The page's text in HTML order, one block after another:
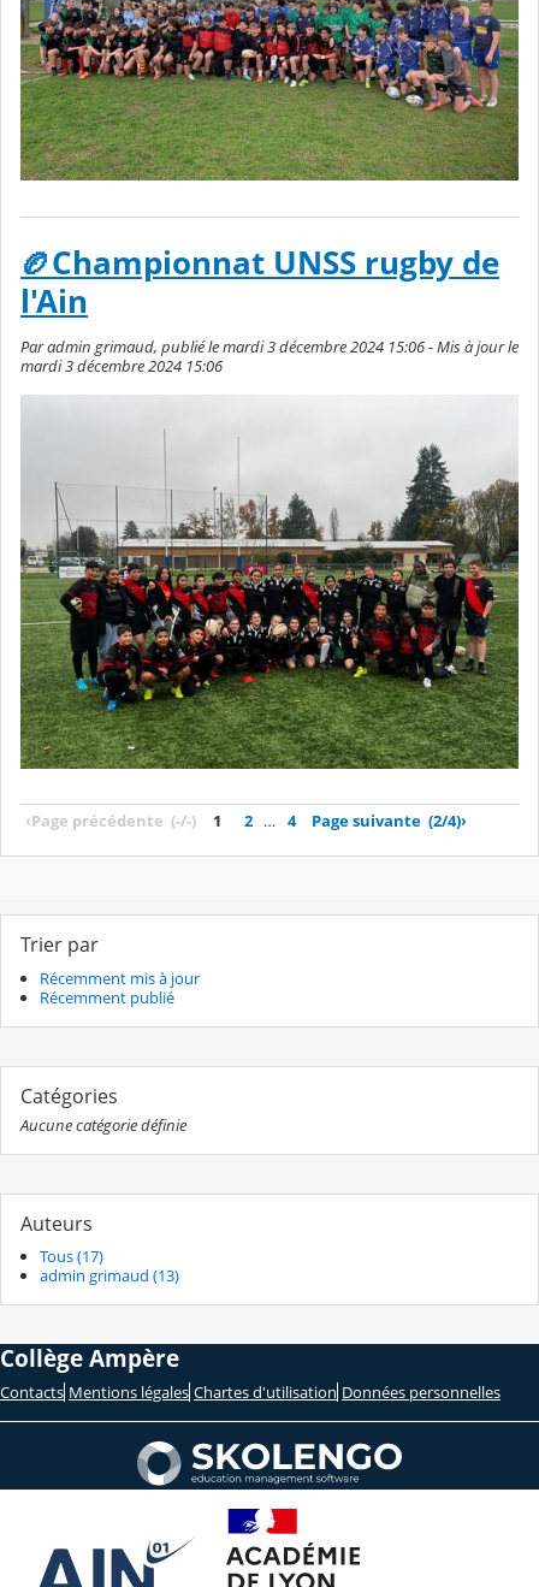
🏉Championnat UNSS rugby de
l'Ain
Par admin grimaud, publié le mardi 3 décembre 2024 15:06 - Mis à jour le
mardi 3 décembre 2024 15:06
‹Page précédente (-/-) 1 2 … 4 Page suivante (2/4)›
Trier par
Récemment mis à jour
Récemment publié
Catégories
Aucune catégorie définie
Auteurs
Tous (17)
admin grimaud (13)
Collège Ampère
Contacts Mentions légales Chartes d'utilisation Données personnelles